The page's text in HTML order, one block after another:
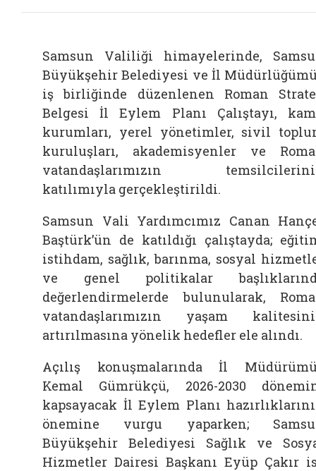
Samsun Valiliği himayelerinde,
Büyükşehir Belediyesi ve İl
iş birliğinde düzenlenen Roman
Belgesi İl Eylem Planı Çalıştayı,
kurumları, yerel yönetimler, sivil
kuruluşları, akademisyenler ve
vatandaşlarımızın
katılımıyla gerçekleştirildi.
Samsun Vali Yardımcımız Canan
Baştürk’ün de katıldığı çalıştayda;
istihdam, sağlık, barınma, sosyal
ve genel politikalar
değerlendirmelerde bulunularak,
vatandaşlarımızın yaşam
artırılmasına yönelik hedefler ele alındı.
Açılış konuşmalarında İl
Kemal Gümrükçü, 2026-2030
kapsayacak İl Eylem Planı
önemine vurgu yaparken;
Büyükşehir Belediyesi Sağlık ve
Hizmetler Dairesi Başkanı Eyüp Çakır